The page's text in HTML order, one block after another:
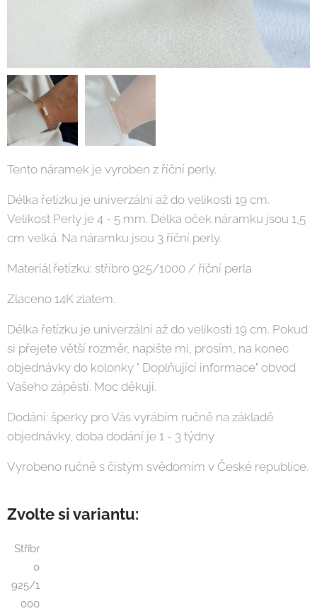
Tento náramek je vyroben z říční perly.
Délka řetízku je univerzální až do velikosti 19 cm.
Velikost Perly je 4 - 5 mm. Délka oček náramku jsou 1,5
cm velká. Na náramku jsou 3 říční perly.
Materiál řetízku: stříbro 925/1000 / říční perla
Zlaceno 14K zlatem.
Délka řetízku je univerzální až do velikosti 19 cm. Pokud
si přejete větší rozměr, napište mi, prosím, na konec
objednávky do kolonky " Doplňující informace" obvod
Vašeho zápěstí. Moc děkuji.
Dodání: šperky pro Vás vyrábím ručně na základě
objednávky, doba dodání je 1 - 3 týdny
Vyrobeno ručně s čistým svědomím v České republice.
Zvolte si variantu:
Stříbr
o
925/1
000